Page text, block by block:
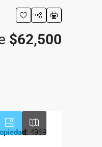
$62,500
4969